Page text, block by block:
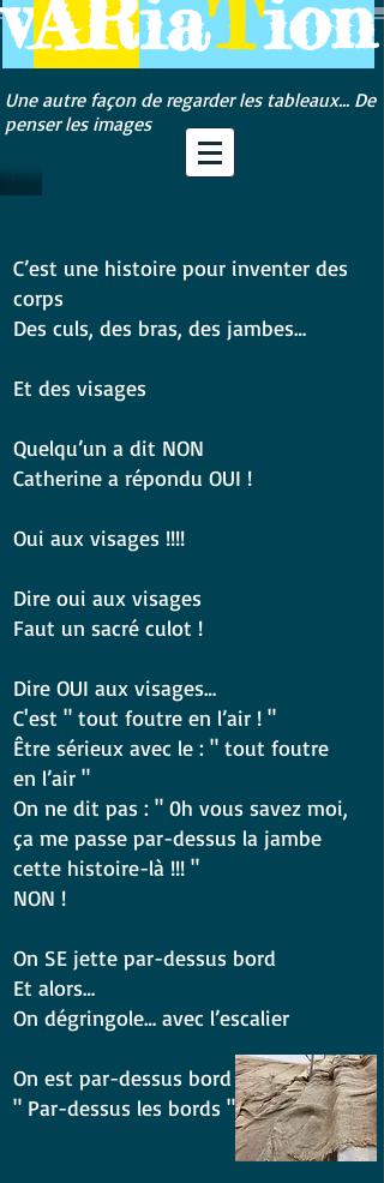
vARiaTion
Une autre façon de regarder les tableaux... De
penser les images
C’est une histoire pour inventer des
corps
Des culs, des bras, des jambes…
Et des visages
Quelqu’un a dit NON
Catherine a répondu OUI !
Oui aux visages !!!!
Dire oui aux visages
Faut un sacré culot !
Dire OUI aux visages…
C'est " tout foutre en l’air ! "
Être sérieux avec le : " tout foutre
en l’air "
On ne dit pas : " 0h vous savez moi,
ça me passe par-dessus la jambe
cette histoire-là !!! "
NON !
On SE jette par-dessus bord
Et alors…
On dégringole… avec l’escalier
On est par-dessus bord
" Par-dessus les bords "